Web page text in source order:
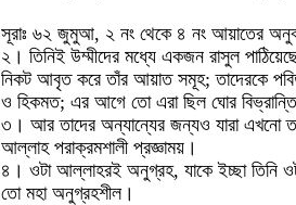
সূরাঃ ৬২ জুমুআ, ২ নং থেকে ৪ নং আয়াতের
২। তিনিই উম্মীদের মধ্যে একজন রাসুল
নিকট আবৃত করে তাঁর আয়াত সমূহ; তাদেরকে
ও হিকমত; এর আগে তো এরা ছিল ঘোর
৩। আর তাদের অন্যান্যের জন্যও যারা এখনো
আল্লাহ পরাক্রমশালী প্রজ্ঞাময়।
৪। ওটা আল্লাহরই অনুগ্রহ, যাকে ইচ্ছা তিনি
তো মহা অনুগ্রহশীল।